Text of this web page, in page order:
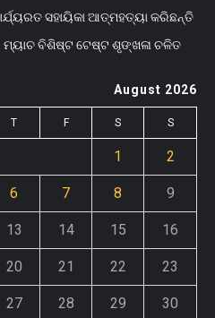
ସହାୟିକା ଆତ୍ମହତ୍ୟା କରିଛନ୍ତି
ବିଶିଷ୍ଟ ଟେଷ୍ଟ ଶୃଙ୍ଖଳା ଚଳିତ
August 2026
T F S S
1 2
6 7 8 9
13 14 15 16
20 21 22 23
27 28 29 30